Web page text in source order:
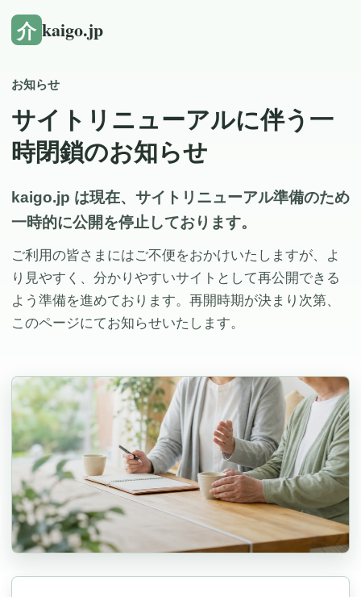
介 kaigo.jp
お知らせ
サイトリニューアルに伴う一
時閉鎖のお知らせ
kaigo.jp は現在、サイトリニューアル準備のため
一時的に公開を停止しております。
ご利用の皆さまにはご不便をおかけいたしますが、よ
り見やすく、分かりやすいサイトとして再公開できる
よう準備を進めております。再開時期が決まり次第、
このページにてお知らせいたします。